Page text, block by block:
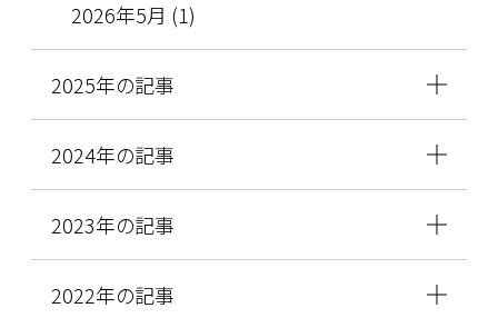
2026年5月 (1)
2025年の記事
2024年の記事
2023年の記事
2022年の記事